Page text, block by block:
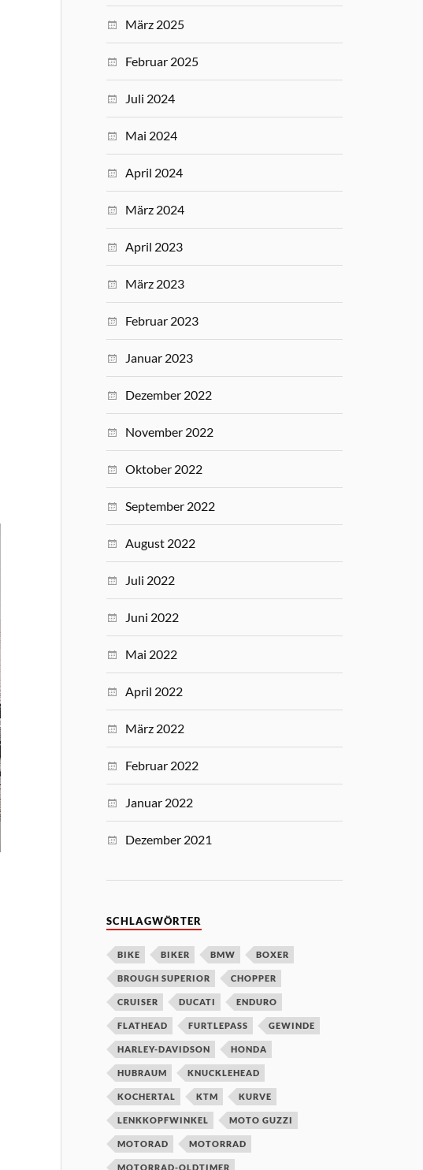
März 2025
Februar 2025
Juli 2024
Mai 2024
April 2024
März 2024
April 2023
März 2023
Februar 2023
Januar 2023
Dezember 2022
November 2022
Oktober 2022
September 2022
August 2022
Juli 2022
Juni 2022
Mai 2022
April 2022
März 2022
Februar 2022
Januar 2022
Dezember 2021
SCHLAGWÖRTER
BIKE BIKER BMW BOXER
BROUGH SUPERIOR CHOPPER
CRUISER DUCATI ENDURO
FLATHEAD FURTLEPASS GEWINDE
HARLEY-DAVIDSON HONDA
HUBRAUM KNUCKLEHEAD
KOCHERTAL KTM KURVE
LENKKOPFWINKEL MOTO GUZZI
MOTORAD MOTORRAD
MOTORRAD-OLDTIMER